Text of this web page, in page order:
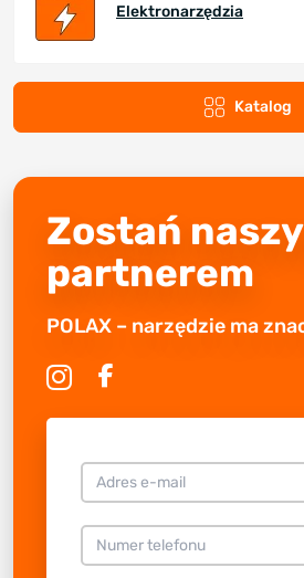
Elektronarzędzia
Katalog
Zostań
partnerem
POLAX – narzędzie ma